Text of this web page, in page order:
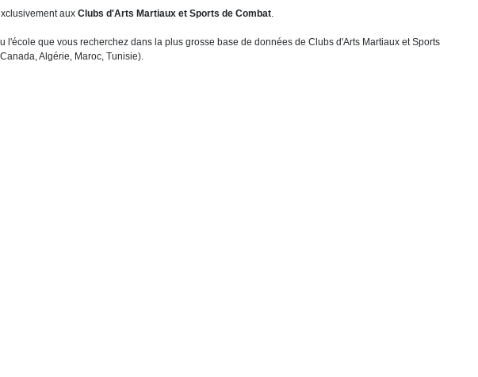
aux Clubs d'Arts Martiaux et Sports de Combat.
que vous recherchez dans la plus grosse base de données de Clubs d'Arts Martiaux et Sports
Algérie, Maroc, Tunisie).